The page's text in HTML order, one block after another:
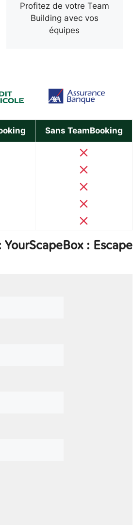
Profitez de votre Team
Building avec vos
équipes
Sans TeamBooking
: Escape